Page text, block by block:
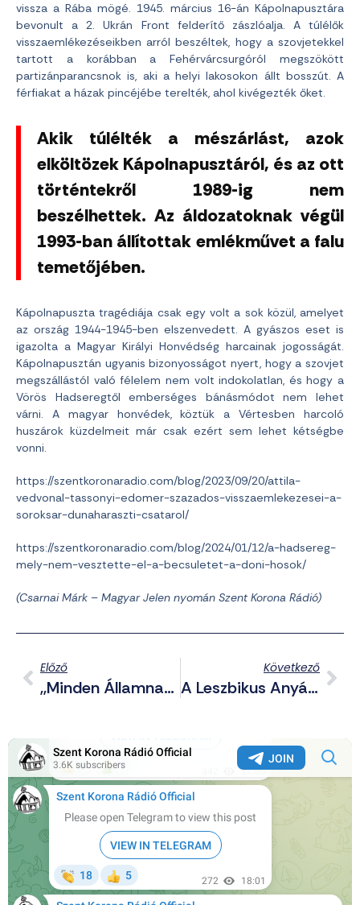
vissza a Rába mögé. 1945. március 16-án Kápolnapusztára
bevonult a 2. Ukrán Front felderítő zászlóalja. A túlélők
visszaemlékezéseikben arról beszéltek, hogy a szovjetekkel
tartott a korábban a Fehérvárcsurgóról megszökött
partizánparancsnok is, aki a helyi lakosokon állt bosszút. A
férfiakat a házak pincéjébe terelték, ahol kivégezték őket.
Akik túlélték a mészárlást, azok
elköltözek Kápolnapusztáról, és az ott
történtekről 1989-ig nem
beszélhettek. Az áldozatoknak végül
1993-ban állítottak emlékművet a falu
temetőjében.
Kápolnapuszta tragédiája csak egy volt a sok közül, amelyet
az ország 1944-1945-ben elszenvedett. A gyászos eset is
igazolta a Magyar Királyi Honvédség harcainak jogosságát.
Kápolnapusztán ugyanis bizonyosságot nyert, hogy a szovjet
megszállástól való félelem nem volt indokolatlan, és hogy a
Vörös Hadseregtől emberséges bánásmódot nem lehet
várni. A magyar honvédek, köztük a Vértesben harcoló
huszárok küzdelmeit már csak ezért sem lehet kétségbe
vonni.
https://szentkoronaradio.com/blog/2023/09/20/attila-
vedvonal-tassonyi-edomer-szazados-visszaemlekezesei-a-
soroksar-dunaharaszti-csatarol/
https://szentkoronaradio.com/blog/2024/01/12/a-hadsereg-
mely-nem-vesztette-el-a-becsuletet-a-doni-hosok/
(Csarnai Márk – Magyar Jelen nyomán Szent Korona Rádió)
Előző
,,Minden Államnak Védenie Kell Saját Sajtóviszonyait A Külföldi Befolyástól”
Következő
A Leszbikus Anyák Javára Döntött Az Olasz Bíróság